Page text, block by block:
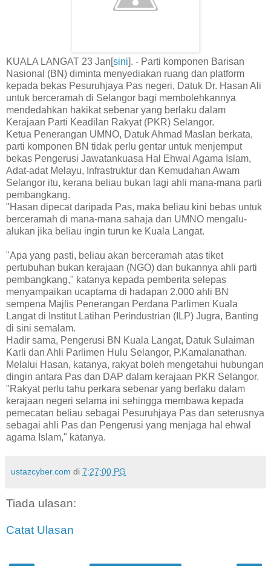
KUALA LANGAT 23 Jan[sini]. - Parti komponen Barisan
Nasional (BN) diminta menyediakan ruang dan platform
kepada bekas Pesuruhjaya Pas negeri, Datuk Dr. Hasan Ali
untuk berceramah di Selangor bagi membolehkannya
mendedahkan hakikat sebenar yang berlaku dalam
Kerajaan Parti Keadilan Rakyat (PKR) Selangor.
Ketua Penerangan UMNO, Datuk Ahmad Maslan berkata,
parti komponen BN tidak perlu gentar untuk menjemput
bekas Pengerusi Jawatankuasa Hal Ehwal Agama Islam,
Adat-adat Melayu, Infrastruktur dan Kemudahan Awam
Selangor itu, kerana beliau bukan lagi ahli mana-mana parti
pembangkang.
"Hasan dipecat daripada Pas, maka beliau kini bebas untuk
berceramah di mana-mana sahaja dan UMNO mengalu-
alukan jika beliau ingin turun ke Kuala Langat.
"Apa yang pasti, beliau akan berceramah atas tiket
pertubuhan bukan kerajaan (NGO) dan bukannya ahli parti
pembangkang," katanya kepada pemberita selepas
menyampaikan ucaptama di hadapan 2,000 ahli BN
sempena Majlis Penerangan Perdana Parlimen Kuala
Langat di Institut Latihan Perindustrian (ILP) Jugra, Banting
di sini semalam.
Hadir sama, Pengerusi BN Kuala Langat, Datuk Sulaiman
Karli dan Ahli Parlimen Hulu Selangor, P.Kamalanathan.
Melalui Hasan, katanya, rakyat boleh mengetahui hubungan
dingin antara Pas dan DAP dalam kerajaan PKR Selangor.
"Rakyat perlu tahu perkara sebenar yang berlaku dalam
kerajaan negeri selama ini sehingga membawa kepada
pemecatan beliau sebagai Pesuruhjaya Pas dan seterusnya
sebagai ahli Pas dan Pengerusi yang menjaga hal ehwal
agama Islam," katanya.
ustazcyber.com di 7:27:00 PG
Tiada ulasan:
Catat Ulasan